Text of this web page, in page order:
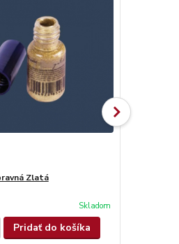
Zlatá
Skladom
Pridať do košíka